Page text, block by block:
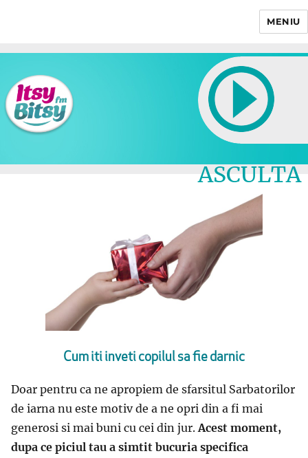
MENIU
ASCULTA
LIVE
Cum iti inveti copilul sa fie darnic
Doar pentru ca ne apropiem de sfarsitul Sarbatorilor
de iarna nu este motiv de a ne opri din a fi mai
generosi si mai buni cu cei din jur. Acest moment,
dupa ce piciul tau a simtit bucuria specifica